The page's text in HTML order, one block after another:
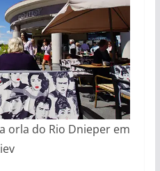
orla do Rio Dnieper em